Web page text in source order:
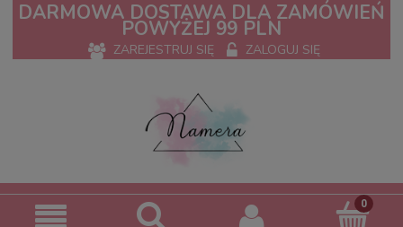
DARMOWA DOSTAWA DLA ZAMÓWIEŃ
POWYŻEJ 99 PLN
ZAREJESTRUJ SIĘ ZALOGUJ SIĘ